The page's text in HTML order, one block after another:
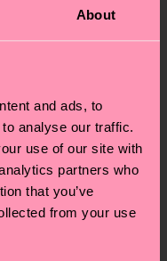
About
and ads, to
analyse our traffic.
use of our site with
partners who
that you’ve
from your use